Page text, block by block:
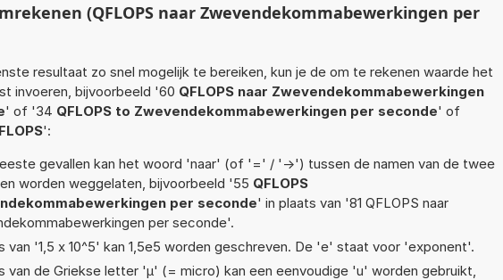
(QFLOPS naar Zwevendekommabewerkingen per
resultaat zo snel mogelijk te bereiken, kun je de om te rekenen waarde het
invoeren, bijvoorbeeld '60 QFLOPS naar Zwevendekommabewerkingen
' of '34 QFLOPS to Zwevendekommabewerkingen per seconde' of
':
gevallen kan het woord 'naar' (of '=' / '->') tussen de namen van de twee
worden weggelaten, bijvoorbeeld '55 QFLOPS
per seconde' in plaats van '81 QFLOPS naar
per seconde'.
van '1,5 x 10^5' kan 1,5e5 worden geschreven. De 'e' staat voor 'exponent'.
van de Griekse letter 'µ' (= micro) kan een eenvoudige 'u' worden gebruikt,